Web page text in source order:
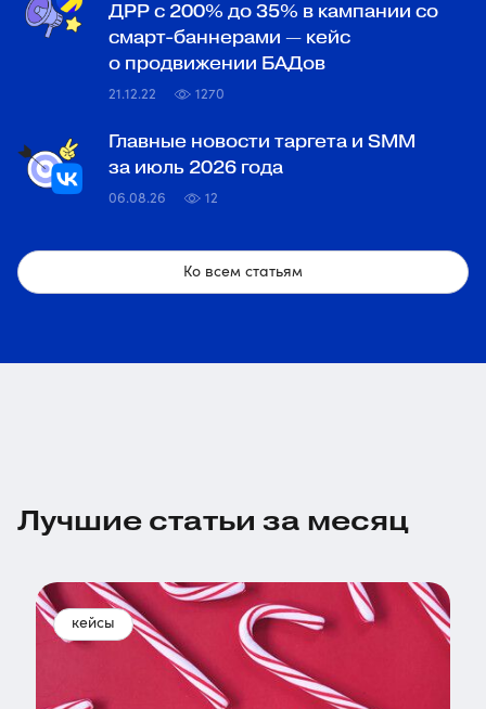
ДРР с 200% до 35% в кампании со
смарт-баннерами — кейс
о продвижении БАДов
21.12.22 1270
Главные новости таргета и SMM
за июль 2026 года
06.08.26 12
Ко всем статьям
Лучшие статьи за месяц
кейсы